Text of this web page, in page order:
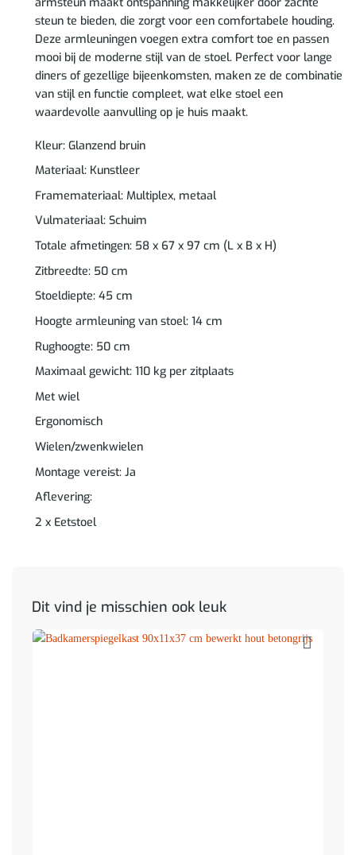
steun te bieden, die zorgt voor een comfortabele houding.
Deze armleuningen voegen extra comfort toe en passen
mooi bij de moderne stijl van de stoel. Perfect voor lange
diners of gezellige bijeenkomsten, maken ze de combinatie
van stijl en functie compleet, wat elke stoel een
waardevolle aanvulling op je huis maakt.
Kleur: Glanzend bruin
Materiaal: Kunstleer
Framemateriaal: Multiplex, metaal
Vulmateriaal: Schuim
Totale afmetingen: 58 x 67 x 97 cm (L x B x H)
Zitbreedte: 50 cm
Stoeldiepte: 45 cm
Hoogte armleuning van stoel: 14 cm
Rughoogte: 50 cm
Maximaal gewicht: 110 kg per zitplaats
Met wiel
Ergonomisch
Wielen/zwenkwielen
Montage vereist: Ja
Aflevering:
2 x Eetstoel
Dit vind je misschien ook leuk